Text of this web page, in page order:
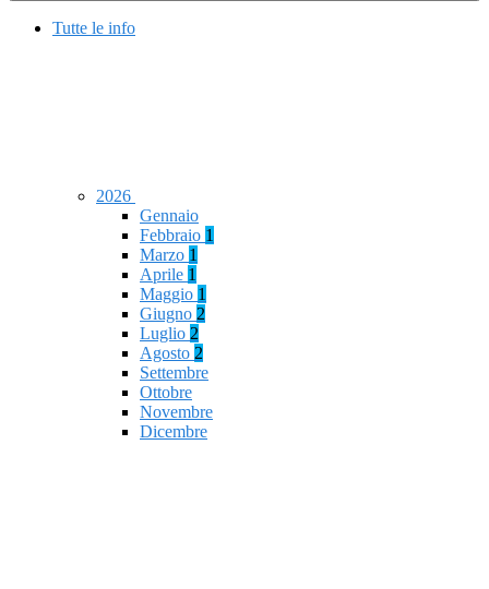
Tutte le info
2026
Gennaio
Febbraio 1
Marzo 1
Aprile 1
Maggio 1
Giugno 2
Luglio 2
Agosto 2
Settembre
Ottobre
Novembre
Dicembre